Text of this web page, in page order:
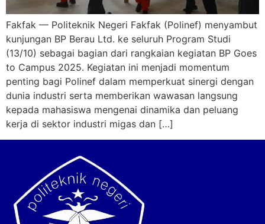
Fakfak — Politeknik Negeri Fakfak (Polinef) menyambut
kunjungan BP Berau Ltd. ke seluruh Program Studi
(13/10) sebagai bagian dari rangkaian kegiatan BP Goes
to Campus 2025. Kegiatan ini menjadi momentum
penting bagi Polinef dalam memperkuat sinergi dengan
dunia industri serta memberikan wawasan langsung
kepada mahasiswa mengenai dinamika dan peluang
kerja di sektor industri migas dan […]